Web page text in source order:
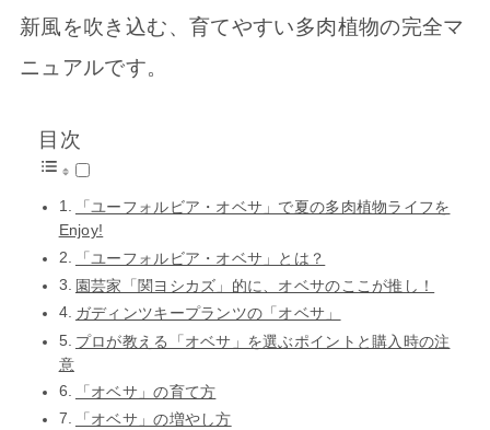
新風を吹き込む、育てやすい多肉植物の完全マ
ニュアルです。
目次
「ユーフォルビア・オベサ」で夏の多肉植物ライフを
Enjoy!
「ユーフォルビア・オベサ」とは？
園芸家「関ヨシカズ」的に、オベサのここが推し！
ガディンツキープランツの「オベサ」
プロが教える「オベサ」を選ぶポイントと購入時の注
意
「オベサ」の育て方
「オベサ」の増やし方